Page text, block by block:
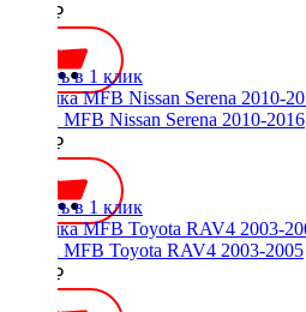
2000 ₽
Купить в 1 клик
Рамка MFB Nissan Serena 2010-2016
2000 ₽
Купить в 1 клик
Рамка MFB Toyota RAV4 2003-2005
2300 ₽